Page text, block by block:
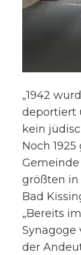
„1942
deportiert
kein
Noch
größten in
Bad
„Bereits
der